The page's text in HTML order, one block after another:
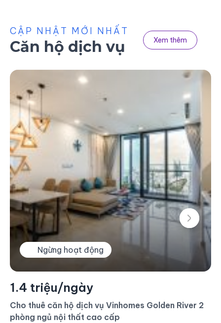
CẬP NHẬT MỚI NHẤT
Căn hộ dịch vụ Xem thêm
Ngừng hoạt động
1.4 triệu/ngày
Cho thuê căn hộ dịch vụ Vinhomes Golden River 2
phòng ngủ nội thất cao cấp